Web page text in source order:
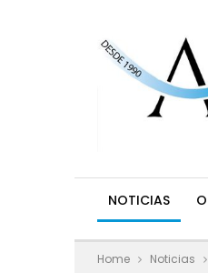
NOTICIAS
Home Noticias